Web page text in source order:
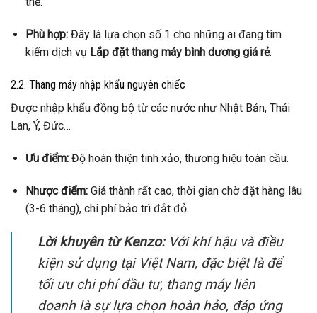
Phù hợp:Đây là lựa chọn số 1 cho những ai đang tìm
kiếm dịch vụ Lắp đặt thang máy bình dương giá rẻ.
2.2. Thang máy nhập khẩu nguyên chiếc
Được nhập khẩu đồng bộ từ các nước như Nhật Bản, Thái
Lan, Ý, Đức…
Ưu điểm:Độ hoàn thiện tinh xảo, thương hiệu toàn cầu.
Nhược điểm:Giá thành rất cao, thời gian chờ đặt hàng lâu
(3-6 tháng), chi phí bảo trì đắt đỏ.
Lời khuyên từ Kenzo:Với khí hậu và điều
kiện sử dụng tại Việt Nam, đặc biệt là để
tối ưu chi phí đầu tư, thang máy liên
doanh là sự lựa chọn hoàn hảo, đáp ứng